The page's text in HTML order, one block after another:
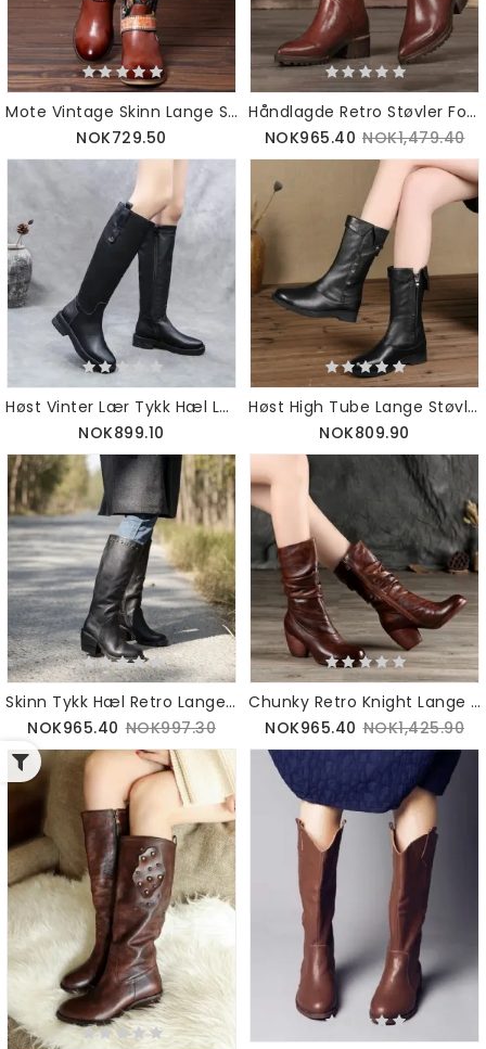
Mote Vintage Skinn Lange Støvler For Kvinner
NOK729.50
Håndlagde Retro Støvler For Damemote | Obiono
NOK965.40 NOK1,479.40
Høst Vinter Lær Tykk Hæl Lange Støvler
NOK899.10
Høst High Tube Lange Støvler |gavesko
NOK809.90
Skinn Tykk Hæl Retro Lange Støvler | Gave Sko
NOK965.40 NOK997.30
Chunky Retro Knight Lange Støvler | Gave Sko
NOK965.40 NOK1,425.90